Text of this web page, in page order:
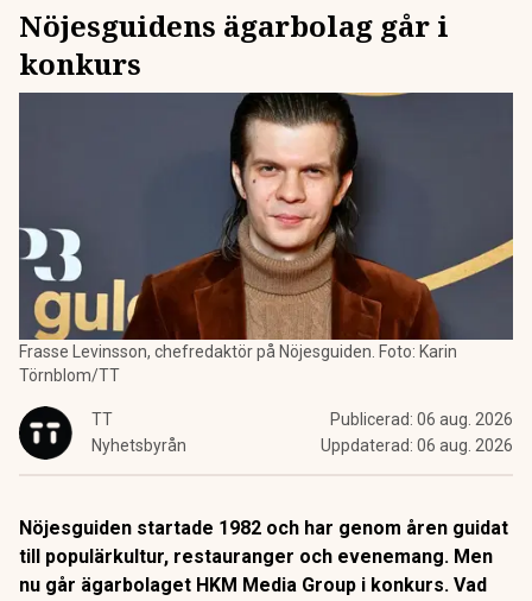
Nöjesguidens ägarbolag går i
konkurs
Frasse Levinsson, chefredaktör på Nöjesguiden. Foto: Karin
Törnblom/TT
TT
Nyhetsbyrån
Publicerad: 06 aug. 2026
Uppdaterad: 06 aug. 2026
Nöjesguiden startade 1982 och har genom åren guidat
till populärkultur, restauranger och evenemang. Men
nu går ägarbolaget HKM Media Group i konkurs. Vad